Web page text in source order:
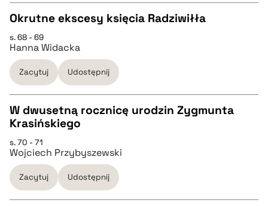
BIBTEX
pobierz cytat
CZYSTY TEKST
pobierz cytat
BIBTEX
pobierz cytat
Okrutne ekscesy księcia Radziwiłła
s. 68 - 69
Hanna Widacka
Zacytuj Udostępnij
CZYSTY TEKST
pobierz cytat
W dwusetną rocznicę urodzin Zygmunta
Krasińskiego
s. 70 - 71
Wojciech Przybyszewski
Zacytuj Udostępnij